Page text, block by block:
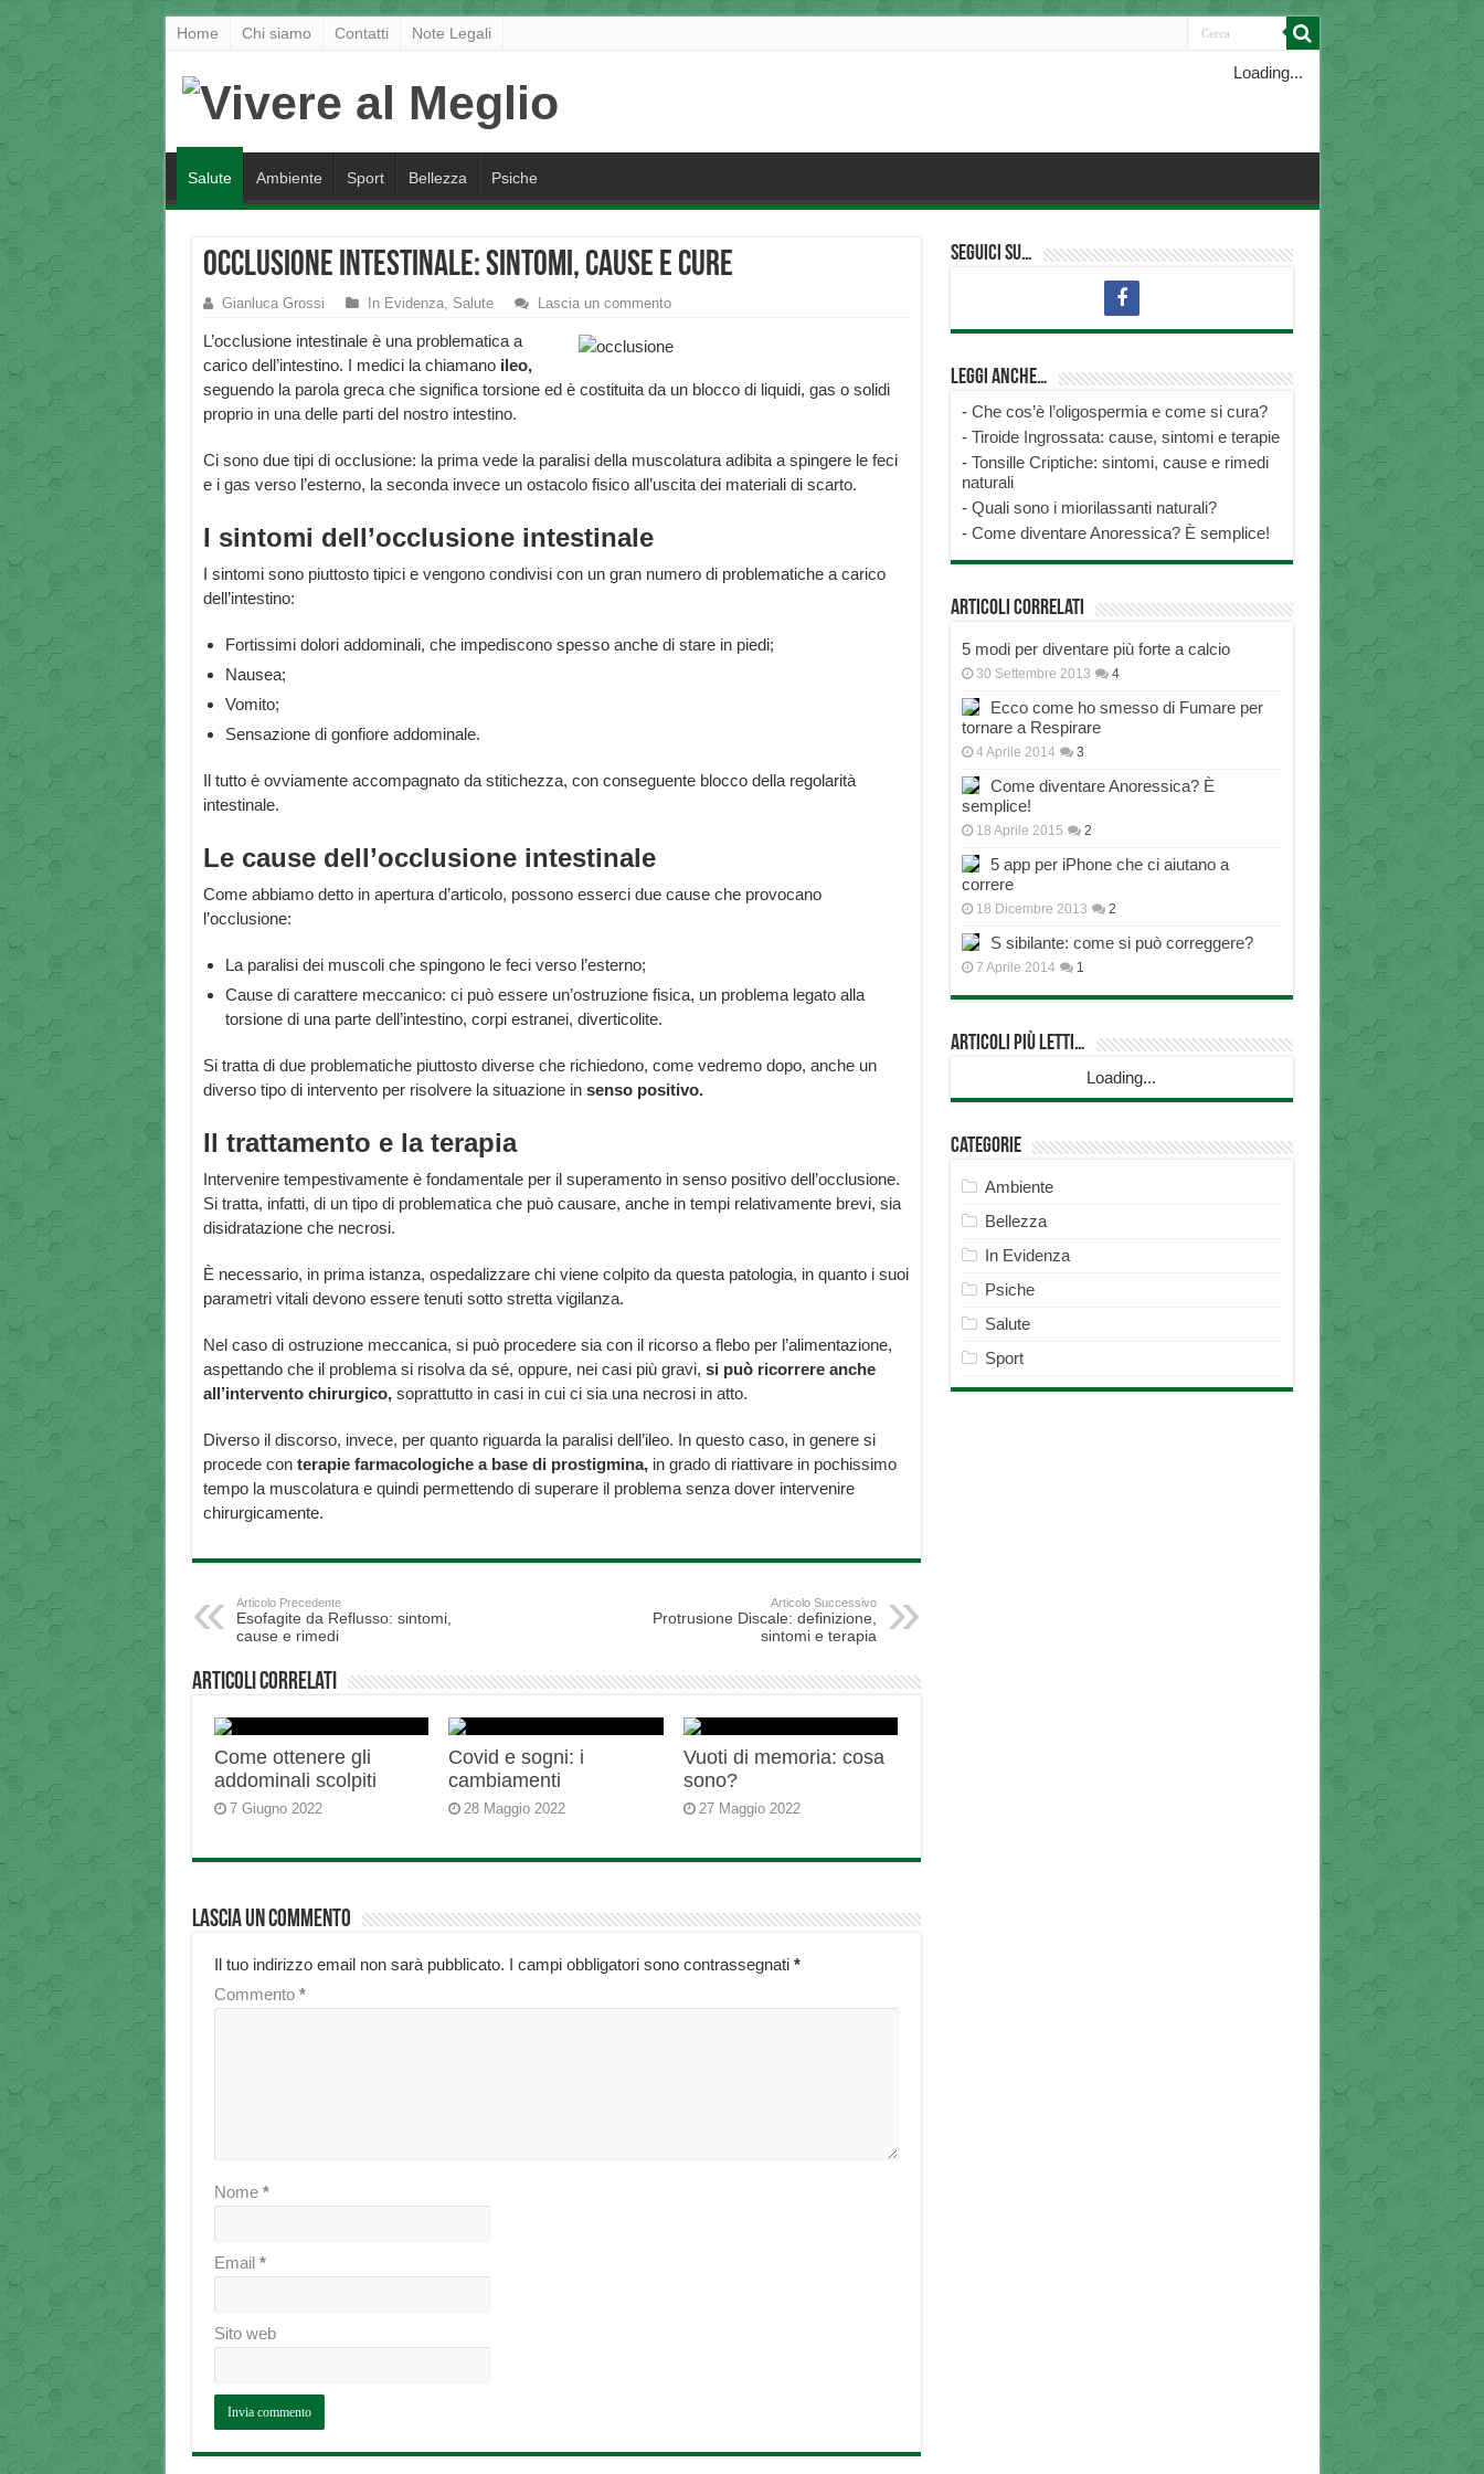
Home Chi siamo Contatti Note Legali
Loading...
Salute Ambiente Sport Bellezza Psiche
Occlusione Intestinale: sintomi, cause e cure
Gianluca Grossi In Evidenza, Salute Lascia un commento
L’occlusione intestinale è una problematica a
carico dell’intestino. I medici la chiamanoileo,
seguendo la parola greca che significa torsione ed è costituita da un blocco di liquidi, gas o solidi
proprio in una delle parti del nostro intestino.
Ci sono due tipi di occlusione: la prima vede la paralisi della muscolatura adibita a spingere le feci
e i gas verso l’esterno, la seconda invece un ostacolo fisico all’uscita dei materiali di scarto.
I sintomi dell’occlusione intestinale
I sintomi sono piuttosto tipici e vengono condivisi con un gran numero di problematiche a carico
dell’intestino:
Fortissimi dolori addominali, che impediscono spesso anche di stare in piedi;
Nausea;
Vomito;
Sensazione di gonfiore addominale.
Il tutto è ovviamente accompagnato da stitichezza, con conseguente blocco della regolarità
intestinale.
Le cause dell’occlusione intestinale
Come abbiamo detto in apertura d’articolo, possono esserci due cause che provocano
l’occlusione:
La paralisi dei muscoli che spingono le feci verso l’esterno;
Cause di carattere meccanico: ci può essere un’ostruzione fisica, un problema legato alla
torsione di una parte dell’intestino, corpi estranei, diverticolite.
Si tratta di due problematiche piuttosto diverse che richiedono, come vedremo dopo, anche un
diverso tipo di intervento per risolvere la situazione in senso positivo.
Il trattamento e la terapia
Intervenire tempestivamente è fondamentale per il superamento in senso positivo dell’occlusione.
Si tratta, infatti, di un tipo di problematica che può causare, anche in tempi relativamente brevi, sia
disidratazione che necrosi.
È necessario, in prima istanza, ospedalizzare chi viene colpito da questa patologia, in quanto i suoi
parametri vitali devono essere tenuti sotto stretta vigilanza.
Nel caso di ostruzione meccanica, si può procedere sia con il ricorso a flebo per l’alimentazione,
aspettando che il problema si risolva da sé, oppure, nei casi più gravi, si può ricorrere anche
all’intervento chirurgico,soprattutto in casi in cui ci sia una necrosi in atto.
Diverso il discorso, invece, per quanto riguarda la paralisi dell’ileo. In questo caso, in genere si
procede conterapie farmacologiche a base di prostigmina,in grado di riattivare in pochissimo
tempo la muscolatura e quindi permettendo di superare il problema senza dover intervenire
chirurgicamente.
Articolo Precedente
Esofagite da Reflusso: sintomi,
cause e rimedi
Articolo Successivo
Protrusione Discale: definizione,
sintomi e terapia
Articoli correlati
Come ottenere gli
addominali scolpiti
7 Giugno 2022
Covid e sogni: i
cambiamenti
28 Maggio 2022
Vuoti di memoria: cosa
sono?
27 Maggio 2022
Lascia un commento
Il tuo indirizzo email non sarà pubblicato. I campi obbligatori sono contrassegnati *
Commento *
Nome *
Email *
Sito web
Seguici su…
Leggi anche…
- Che cos’è l’oligospermia e come si cura?
- Tiroide Ingrossata: cause, sintomi e terapie
- Tonsille Criptiche: sintomi, cause e rimedi
naturali
- Quali sono i miorilassanti naturali?
- Come diventare Anoressica? È semplice!
Articoli correlati
5 modi per diventare più forte a calcio
30 Settembre 2013 4
Ecco come ho smesso di Fumare per
tornare a Respirare
4 Aprile 2014 3
Come diventare Anoressica? È
semplice!
18 Aprile 2015 2
5 app per iPhone che ci aiutano a
correre
18 Dicembre 2013 2
S sibilante: come si può correggere?
7 Aprile 2014 1
Articoli più Letti…
Loading...
Categorie
Ambiente
Bellezza
In Evidenza
Psiche
Salute
Sport